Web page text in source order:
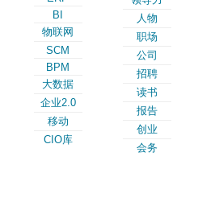
BI
物联网
SCM
BPM
大数据
企业2.0
移动
CIO库
人物
职场
公司
招聘
读书
报告
创业
会务